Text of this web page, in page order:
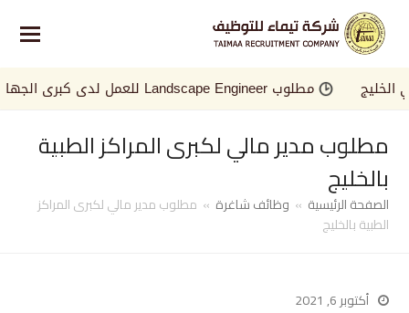
مطلوب Landscape Engineer للعمل لدى كبرى الجهات في الخليج
مطلوب مدير مالي لكبرى المراكز الطبية
بالخليج
الصفحة الرئيسية » وظائف شاغرة » مطلوب مدير مالي لكبرى المراكز
الطبية بالخليج
أكتوبر 6, 2021